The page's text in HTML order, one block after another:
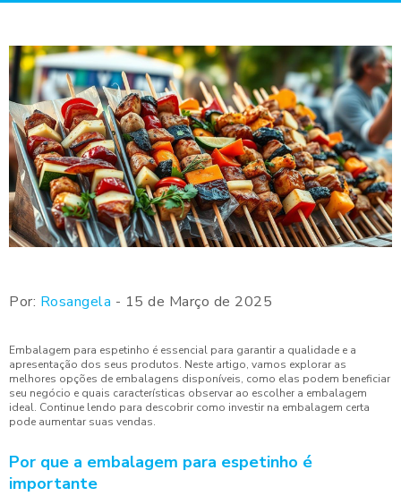
Por: Rosangela - 15 de Março de 2025
Embalagem para espetinho é essencial para garantir a qualidade e a
apresentação dos seus produtos. Neste artigo, vamos explorar as
melhores opções de embalagens disponíveis, como elas podem beneficiar
seu negócio e quais características observar ao escolher a embalagem
ideal. Continue lendo para descobrir como investir na embalagem certa
pode aumentar suas vendas.
Por que a embalagem para espetinho é
importante